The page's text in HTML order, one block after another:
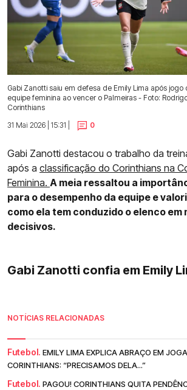
Gabi Zanotti saiu em defesa de Emily Lima após
equipe feminina ao vencer o Palmeiras - Foto:
Corinthians
31 Mai 2026 | 15:31 |
0
Gabi Zanotti destacou o trabalho da
após a classificação do Corinthians na
Feminina. A meia ressaltou a
para o desempenho da equipe e
como ela tem conduzido o elenco em
decisivos.
Gabi Zanotti confia em Emily
NOTÍCIAS RELACIONADAS
Futebol. EMILY LIMA EXPLICA ABRAÇO EM
CORINTHIANS: “PRECISAMOS DELA...”
Futebol. PAGOU! CORINTHIANS QUITA